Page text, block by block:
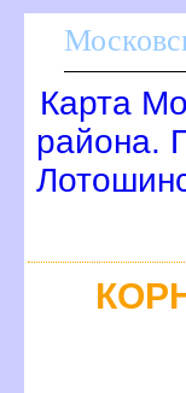
Карта
района.